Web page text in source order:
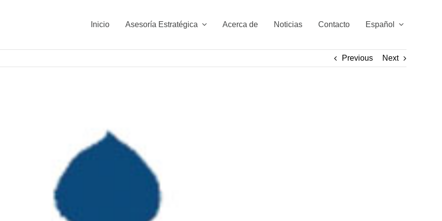
Inicio Asesoría Estratégica Acerca de Noticias Contacto Español
Previous Next